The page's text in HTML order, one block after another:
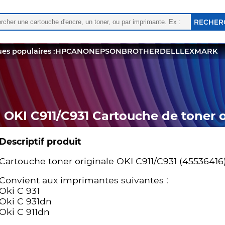
:
les résultats de l'auto-complétion sont disponibles,
populaires :HPCANONEPSONBROTHERDELLLEXMARK
OKI C911/C931 Cartouche de toner
Descriptif produit
Cartouche toner originale OKI C911/C931
Convient aux imprimantes suivantes :
Oki C 931
Oki C 931dn
Oki C 911dn